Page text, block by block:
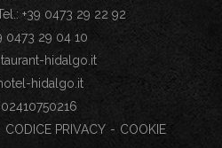
+39 0473 29 22 92
0473 29 04 10
hidalgo.it
hidalgo.it
02410750216
CODICE PRIVACY - COOKIE